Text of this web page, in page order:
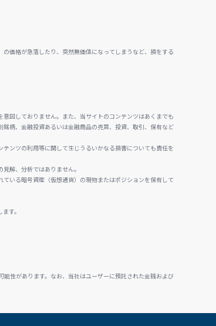
価格が急落したり、突然無価値になってしまうなど、損をする
図しておりません。また、当サイトのコンテンツはあくまでも
柄、金融投資あるいは金融商品の売買、投資、取引、保有など
ンツの利用等に関して生じうるいかなる損害についても責任を
解、分析ではありません。
いる暗号資産（仮想通貨）の現物またはポジションを保有して
す。
性があります。なお、当社はユーザーに預託された金銭および